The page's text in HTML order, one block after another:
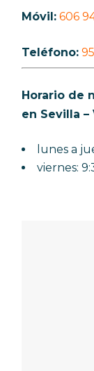
Móvil: 606
Teléfono:
Horario de
en Sevilla –
lunes a
viernes: